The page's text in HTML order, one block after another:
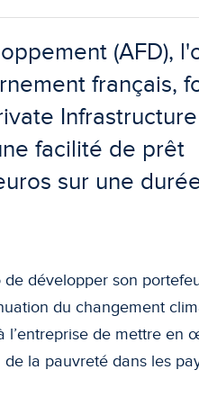
(AFD),
français,
Infrastructure
facilité de prêt
sur une
de développer son
du changement
l’entreprise de mettre en
la pauvreté dans les